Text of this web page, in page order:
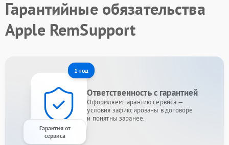
Гарантийные обязательства
Apple RemSupport
1 год
Гарантия от
сервиса
Ответственность с гарантией
Оформляем гарантию сервиса —
условия зафиксированы в договоре
и понятны заранее.